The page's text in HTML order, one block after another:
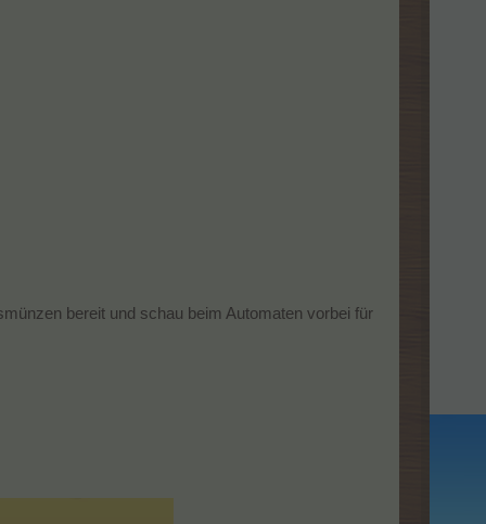
bereit und schau beim Automaten vorbei für